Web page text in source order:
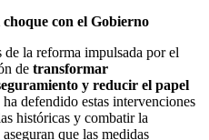
con el Gobierno
la reforma impulsada por el
de transformar
y reducir el papel
defendido estas intervenciones
históricas y combatir la
aseguran que las medidas